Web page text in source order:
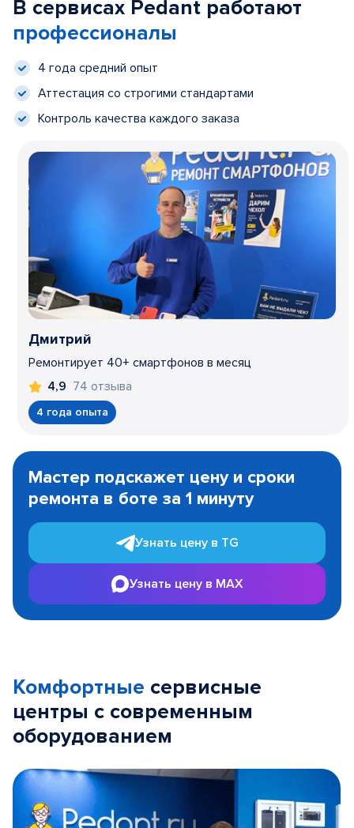
В сервисах Pedant работают
профессионалы
4 года средний опыт
Аттестация со строгими стандартами
Контроль качества каждого заказа
Дмитрий
Ремонтирует 40+ смартфонов в месяц
4,9 74 отзыва
4 года опыта
1
Мастер подскажет цену и сроки
ремонта в боте за 1 минуту
Узнать цену в TG
Узнать цену в MAX
Комфортные сервисные
центры с современным
оборудованием